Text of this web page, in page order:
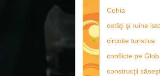
Cehia
cetăţi şi ruine
circuite turistice
conflicte pe Glob
construcţii